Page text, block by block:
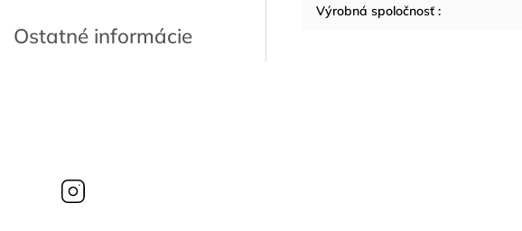
Ostatné informácie
Výrobná spoločnosť :